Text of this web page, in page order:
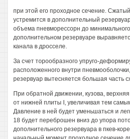
при этой его проходное сечение.
устремится в дополнительный
объема пневморессорн до
дополнительном резервуаре
канала в дросселе.
За счет торообразного упруго-
расположенного внутри
резервуар вытесняется большая часть
При обратной движении, кузова,
от нижней плиты I, увеличивая тем
Давление в ней будет уменьшаться и
18 будет переброшен вниз до упора
дополнительного резервуара в пкев-